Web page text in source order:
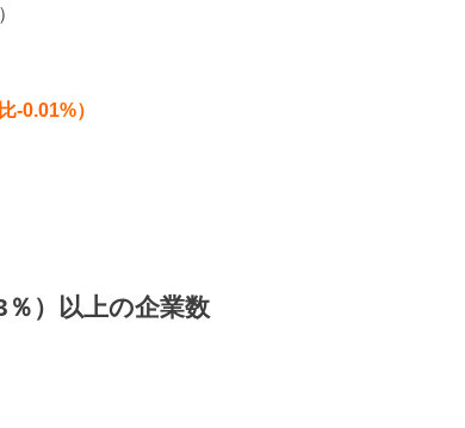
-0.01%）
）以上の企業数